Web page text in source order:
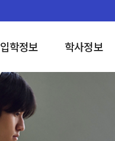
입학정보 학사정보